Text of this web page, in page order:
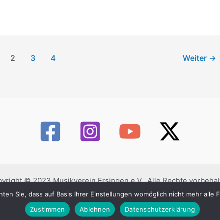
2 3 4 Weiter →
© 2023 Musikverein Ersingen e.V.. Alle Rechte
Datenschutzerklärung
Impressum Kontaktformular
Sie, dass auf Basis Ihrer Einstellungen womöglich nicht mehr
Zustimmen
Ablehnen Datenschutzerklärung